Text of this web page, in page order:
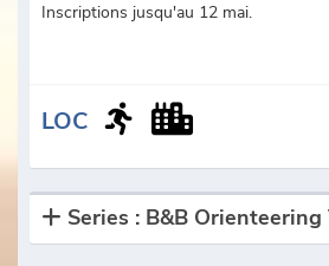
Inscriptions jusqu'au 12 mai.
LOC
Series : B&B